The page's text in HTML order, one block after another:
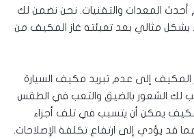
المعدات والتقنيات. نحن نضمن لك
بشكل مثالي بعد تعبئته غاز المكيف من
إلى عدم تبريد مكيف السيارة
لك الشعور بالضيق والتعب في الطقس
يمكن أن يتسبب في تلف أجزاء
قد يؤدي إلى ارتفاع تكلفة الإصلاحات.